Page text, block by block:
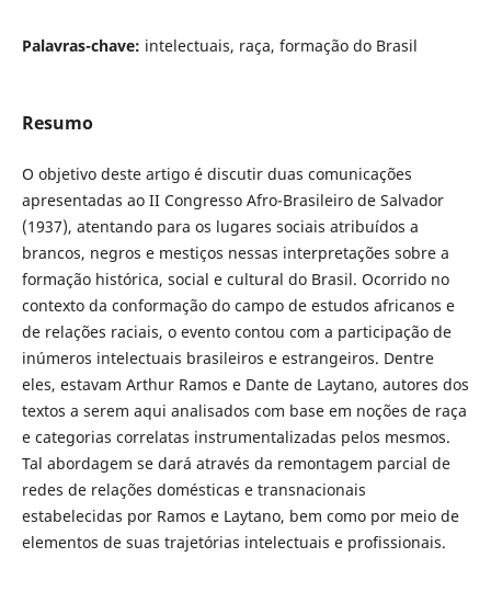
Palavras-chave: intelectuais, raça, formação do Brasil
Resumo
O objetivo deste artigo é discutir duas comunicações
apresentadas ao II Congresso Afro-Brasileiro de Salvador
(1937), atentando para os lugares sociais atribuídos a
brancos, negros e mestiços nessas interpretações sobre a
formação histórica, social e cultural do Brasil. Ocorrido no
contexto da conformação do campo de estudos africanos e
de relações raciais, o evento contou com a participação de
inúmeros intelectuais brasileiros e estrangeiros. Dentre
eles, estavam Arthur Ramos e Dante de Laytano, autores dos
textos a serem aqui analisados com base em noções de raça
e categorias correlatas instrumentalizadas pelos mesmos.
Tal abordagem se dará através da remontagem parcial de
redes de relações domésticas e transnacionais
estabelecidas por Ramos e Laytano, bem como por meio de
elementos de suas trajetórias intelectuais e profissionais.